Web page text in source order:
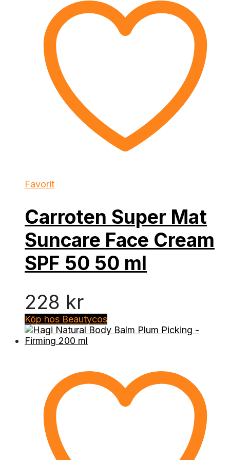
Favorit
Carroten Super Mat
Suncare Face Cream
SPF 50 50 ml
228 kr
Köp hos Beautycos